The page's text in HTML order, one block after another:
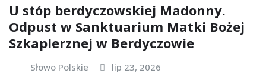
U stóp berdyczowskiej Madonny.
Odpust w Sanktuarium Matki Bożej
Szkaplerznej w Berdyczowie
Słowo Polskie lip 23, 2026